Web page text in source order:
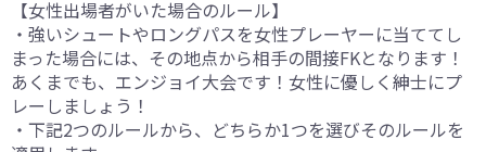
【女性出場者がいた場合のルール】
・強いシュートやロングパスを女性プレーヤーに当ててし
まった場合には、その地点から相手の間接FKとなります！
あくまでも、エンジョイ大会です！女性に優しく紳士にプ
レーしましょう！
・下記2つのルールから、どちらか1つを選びそのルールを